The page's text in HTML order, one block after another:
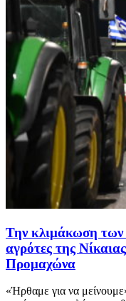
Την κλιμάκωση των
αγρότες της
Προμαχώνα
«Ήρθαμε για να